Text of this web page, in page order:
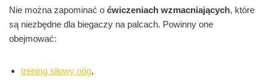
Nie można zapominać o ćwiczeniach wzmacniających, które
są niezbędne dla biegaczy na palcach. Powinny one
obejmować:
trening siłowy nóg,